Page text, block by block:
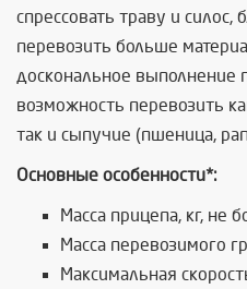
спрессовать траву и
перевозить больше
доскональное выполнение
возможность перевозить
так и сыпучие (пшеница,
Основные особенности*:
Масса прицепа, кг, не
Масса перевозимого
Максимальная